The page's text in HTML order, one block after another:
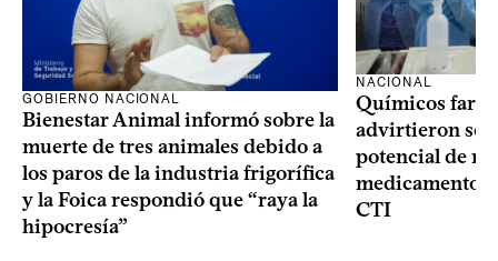
GOBIERNO NACIONAL
Bienestar Animal informó sobre la
muerte de tres animales debido a
los paros de la industria frigorífica
y la Foica respondió que “raya la
hipocresía”
NACIONAL
Químicos
advirtieron
potencial de
medicamentos
CTI